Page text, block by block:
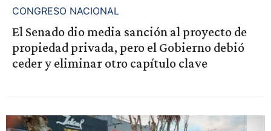
CONGRESO NACIONAL
El Senado dio media sanción al proyecto de
propiedad privada, pero el Gobierno debió
ceder y eliminar otro capítulo clave